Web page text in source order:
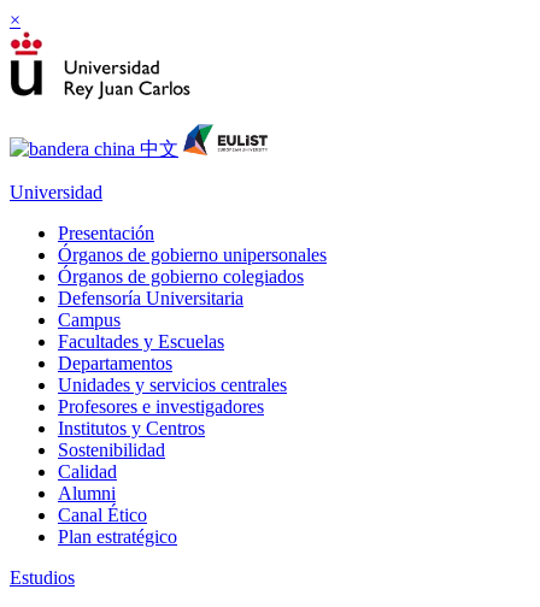
×
Universidad
Presentación
Órganos de gobierno unipersonales
Órganos de gobierno colegiados
Defensoría Universitaria
Campus
Facultades y Escuelas
Departamentos
Unidades y servicios centrales
Profesores e investigadores
Institutos y Centros
Sostenibilidad
Calidad
Alumni
Canal Ético
Plan estratégico
Estudios